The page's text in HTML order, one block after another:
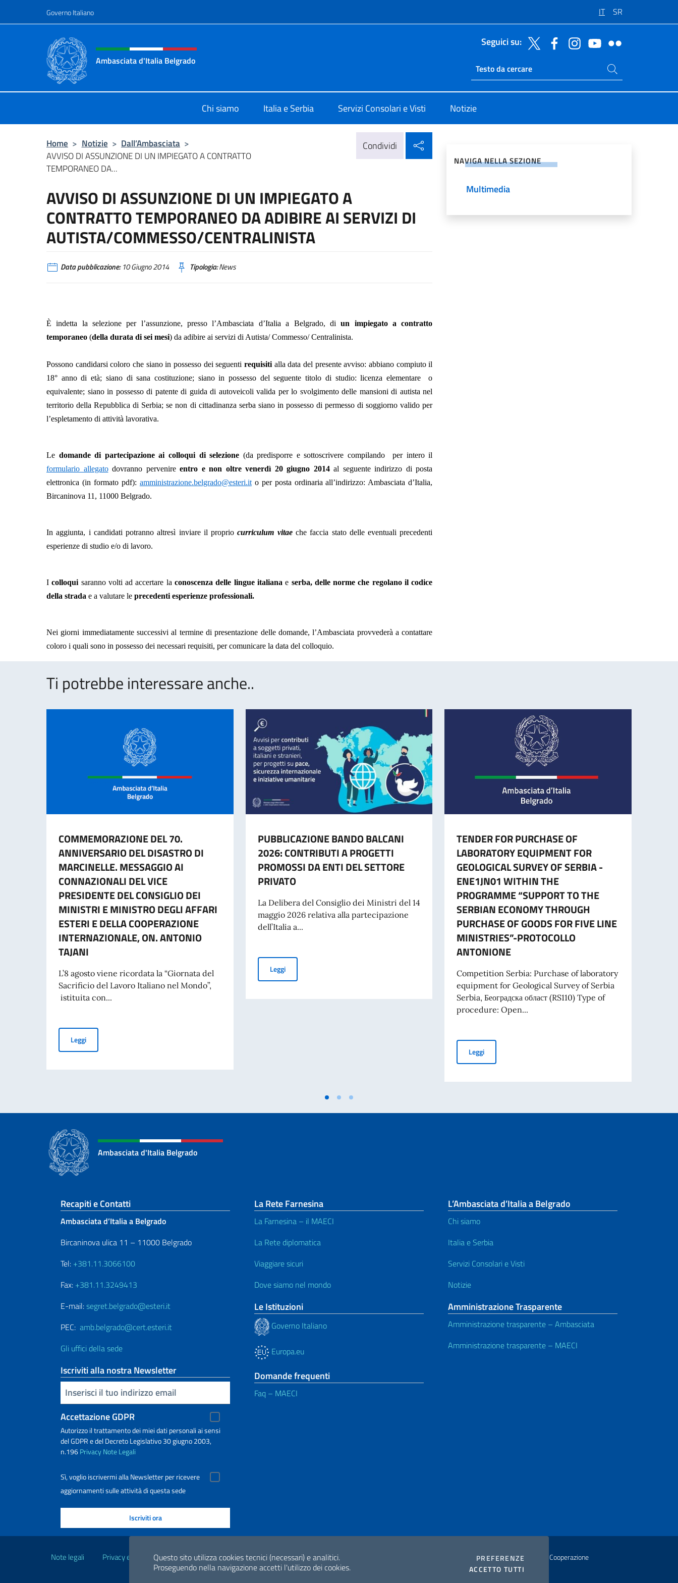
Questo sito utilizza cookies tecnici (necessari) e analitici.
Proseguendo nella navigazione accetti l'utilizzo dei cookies.
PREFERENZE COOKIES
ACCETTO TUTTI
Governo Italiano IT SR
Intestazione sito, social e menù
Ambasciata d'Italia Belgrado
Seguici su:
Ricerca sito live
Cerca nel sito
Chi siamo Italia e Serbia Servizi Consolari e Visti Notizie
Home > Notizie > Dall’Ambasciata >
AVVISO DI ASSUNZIONE DI UN IMPIEGATO A CONTRATTO
TEMPORANEO DA...
Condividi
AVVISO DI ASSUNZIONE DI UN IMPIEGATO A
CONTRATTO TEMPORANEO DA ADIBIRE AI SERVIZI DI
AUTISTA/COMMESSO/CENTRALINISTA
Data pubblicazione:10 Giugno 2014 Tipologia:News
È indetta la selezione per l’assunzione, presso l’Ambasciata d’Italia a Belgrado, diun impiegato a contratto
temporaneo (della durata di sei mesi) da adibire ai servizi di Autista/ Commesso/ Centralinista.
Possono candidarsi coloro che siano in possesso dei seguenti requisiti alla data del presente avviso: abbiano compiuto il
18° anno di età; siano di sana costituzione; siano in possesso del seguente titolo di studio: licenza elementare
o
equivalente; siano in possesso di patente di guida di autoveicoli valida per lo svolgimento delle mansioni di autista nel
territorio della Repubblica di Serbia; se non di cittadinanza serba siano in possesso di permesso di soggiorno valido per
l’espletamento di attività lavorativa.
Le domande di partecipazione ai colloqui di selezione (da predisporre e sottoscrivere compilando per intero il
formulario allegatodovranno pervenireentro e non oltre venerdì 20 giugno 2014al seguente indirizzo di posta
elettronica (in formato pdf): amministrazione.belgrado@esteri.ito per posta ordinaria all’indirizzo: Ambasciata d’Italia,
Bircaninova 11, 11000 Belgrado.
In aggiunta, i candidati potranno altresì inviare il propriocurriculum vitaeche faccia stato delle eventuali precedenti
esperienze di studio e/o di lavoro.
Icolloqui saranno volti ad accertare laconoscenza delle lingue italiana e serba, delle norme che regolano il codice
della strada e a valutare le precedenti esperienze professionali.
Nei giorni immediatamente successivi al termine di presentazione delle domande, l’Ambasciata provvederà a contattare
coloro i quali sono in possesso dei necessari requisiti, per comunicare la data del colloquio.
NAVIGA NELLA SEZIONE
Multimedia
Ti potrebbe interessare anche..
COMMEMORAZIONE DEL 70.
ANNIVERSARIO DEL DISASTRO DI
MARCINELLE. MESSAGGIO AI
CONNAZIONALI DEL VICE
PRESIDENTE DEL CONSIGLIO DEI
MINISTRI E MINISTRO DEGLI AFFARI
ESTERI E DELLA COOPERAZIONE
INTERNAZIONALE, ON. ANTONIO
TAJANI
L’8 agosto viene ricordata la “Giornata del
Sacrificio del Lavoro Italiano nel Mondo”,
istituita con...
LeggiCOMMEMORAZIONE DEL 70. ANNIVERSARIO DEL DISASTRO DI MARCINELLE. MESSAGGIO AI CONNAZIONALI DEL VICE PRESIDENTE DEL CONSIGLIO DEI MINISTRI E MINISTRO DEGLI AFFARI
PUBBLICAZIONE BANDO BALCANI
2026: CONTRIBUTI A PROGETTI
PROMOSSI DA ENTI DEL SETTORE
PRIVATO
La Delibera del Consiglio dei Ministri del 14
maggio 2026 relativa alla partecipazione
dell’Italia a...
LeggiPUBBLICAZIONE BANDO BALCANI 2026: CONTRIBUTI A PROGETTI PROMOSSI DA ENTI DEL SETTORE PRIVATO
TENDER FOR PURCHASE OF
LABORATORY EQUIPMENT FOR
GEOLOGICAL SURVEY OF SERBIA -
ENE1JN01 WITHIN THE
PROGRAMME “SUPPORT TO THE
SERBIAN ECONOMY THROUGH
PURCHASE OF GOODS FOR FIVE LINE
MINISTRIES”-PROTOCOLLO
ANTONIONE
Competition Serbia: Purchase of laboratory
equipment for Geological Survey of Serbia
Serbia, Београдска област (RS110) Type of
procedure: Open...
LeggiTENDER FOR PURCHASE OF LABORATORY EQUIPMENT FOR
Ambasciata d'Italia Belgrado
Sezione footer
Recapiti e Contatti
Ambasciata d’Italia a Belgrado
Bircaninova ulica 11 – 11000 Belgrado
Tel: +381.11.3066100
Fax: +381.11.3249413
E-mail:segret.belgrado@esteri.it
PEC: amb.belgrado@cert.esteri.it
Gli uffici della sede
Iscriviti alla nostra Newsletter
Inserisci la tua email
Accettazione GDPR
Autorizzo il trattamento dei miei dati personali ai sensi
del GDPR e del Decreto Legislativo 30 giugno 2003,
n.196PrivacyNote Legali
Sì, voglio iscrivermi alla Newsletter per ricevere
aggiornamenti sulle attività di questa sede
La Rete Farnesina
La Farnesina – il MAECI
La Rete diplomatica
Viaggiare sicuri
Dove siamo nel mondo
Le Istituzioni
Governo Italiano
Europa.eu
Domande frequenti
Faq – MAECI
L’Ambasciata d’Italia a Belgrado
Chi siamo
Italia e Serbia
Servizi Consolari e Visti
Notizie
Amministrazione Trasparente
Amministrazione trasparente – Ambasciata
Amministrazione trasparente – MAECI
Note legali Privacy e cookie policy Dichiarazione di accessibilità
2026 Copyright Ministero degli Affari Esteri e della Cooperazione